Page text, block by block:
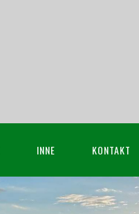
INNE KONTAKT